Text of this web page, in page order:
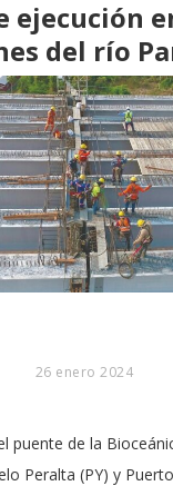
ejecución
del río
26 enero 2024
puente de la
Peralta (PY) y